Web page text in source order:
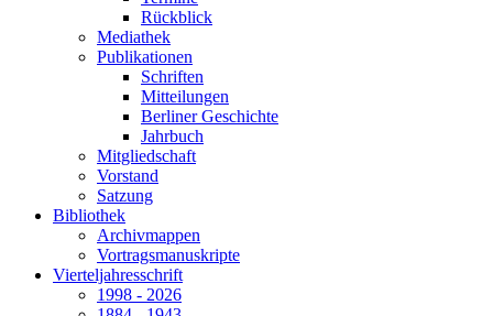
Rückblick
Mediathek
Publikationen
Schriften
Mitteilungen
Berliner Geschichte
Jahrbuch
Mitgliedschaft
Vorstand
Satzung
Bibliothek
Archivmappen
Vortragsmanuskripte
Vierteljahresschrift
1998 - 2026